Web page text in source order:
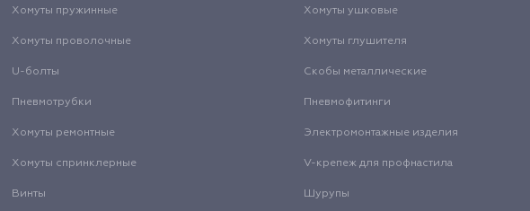
Хомуты пружинные Хомуты ушковые
Хомуты проволочные Хомуты глушителя
U-болты Скобы металлические
Пневмотрубки Пневмофитинги
Хомуты ремонтные Электромонтажные изделия
Хомуты спринклерные V-крепеж для профнастила
Винты Шурупы